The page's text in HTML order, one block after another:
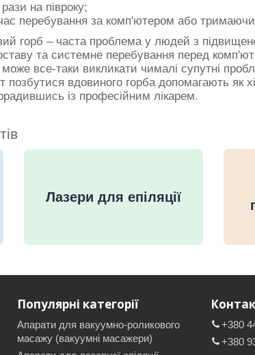
на півроку;
перебування за комп'ютером або
горб – часта проблема у людей з
та системне перебування перед
все-таки викликати чималі супутні
вдовиного горба допомагають як
із професійним лікарем.
Лазери для епіляції
Популярні категорії
Апарати для вакуумно-роликового
масажу (вакуумні масажери)
+380
+380